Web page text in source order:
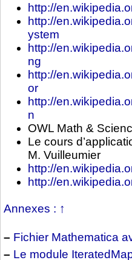
http://
http://
ystem
http://
ng
http://
or
http://
n
OWL Math &
Le cours
M. Vuilleumier
http://
http://
Annexes : ↑
– Fichier Mathematica
– Le module